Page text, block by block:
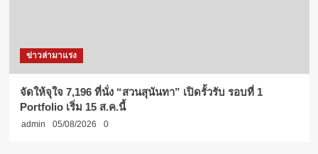
ข่าวล่ามาแรง
จัดให้จุใจ 7,196 ที่นั่ง “สวนสุนันทา” เปิดรั้วรับ รอบที่ 1
Portfolio เริ่ม 15 ส.ค.นี้
admin 05/08/2026 0